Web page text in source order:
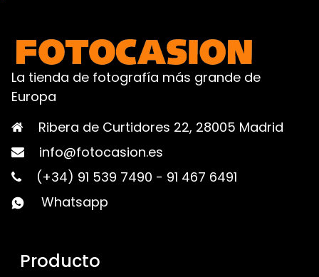
La tienda de fotografía más grande de
Europa
Ribera de Curtidores 22, 28005 Madrid
info@fotocasion.es
(+34) 91 539 7490 - 91 467 6491
Whatsapp
Producto